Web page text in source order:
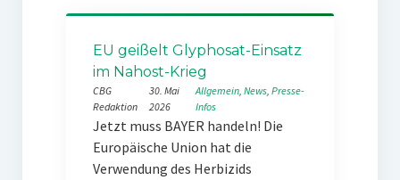
EU geißelt Glyphosat-Einsatz
im Nahost-Krieg
CBG
Redaktion
30. Mai
2026
Allgemein, News, Presse-
Infos
Jetzt muss BAYER handeln! Die
Europäische Union hat die
Verwendung des Herbizids